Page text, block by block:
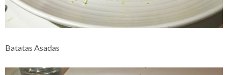
Batatas Asadas